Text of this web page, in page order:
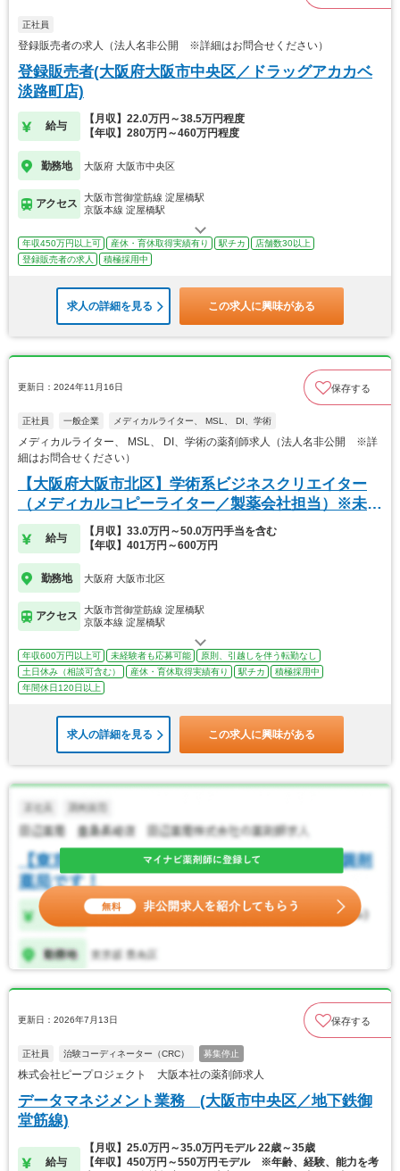
正社員
登録販売者の求人（法人名非公開 ※詳細はお問合せください）
登録販売者(大阪府大阪市中央区／ドラッグアカカベ
淡路町店)
給与
【月収】22.0万円～38.5万円程度
【年収】280万円～460万円程度
勤務地 大阪府 大阪市中央区
アクセス
大阪市営御堂筋線 淀屋橋駅
京阪本線 淀屋橋駅
年収450万円以上可 産休・育休取得実績有り 駅チカ
店舗数30以上
登録販売者の求人
積極採用中
求人の詳細を見る この求人に興味がある
更新日：2024年11月16日 保存する
正社員 一般企業 メディカルライター、 MSL、 DI、学術
メディカルライター、 MSL、 DI、学術の薬剤師求人（法人名非公開 ※詳
細はお問合せください）
【大阪府大阪市北区】学術系ビジネスクリエイター
（メディカルコピーライター／製薬会社担当）※未経
験可
給与
【月収】33.0万円～50.0万円手当を含む
【年収】401万円～600万円
勤務地 大阪府 大阪市北区
アクセス
大阪市営御堂筋線 淀屋橋駅
京阪本線 淀屋橋駅
年収600万円以上可 未経験者も応募可能
原則、引越しを伴う転勤なし
土日休み（相談可含む）
産休・育休取得実績有り 駅チカ
積極採用中
年間休日120日以上
求人の詳細を見る この求人に興味がある
更新日：2026年7月13日 保存する
正社員 治験コーディネーター（CRC） 募集停止
株式会社ピープロジェクト 大阪本社の薬剤師求人
データマネジメント業務 (大阪市中央区／地下鉄御
堂筋線)
給与
【月収】25.0万円～35.0万円モデル 22歳～35歳
【年収】450万円～550万円モデル ※年齢、経験、能力を考